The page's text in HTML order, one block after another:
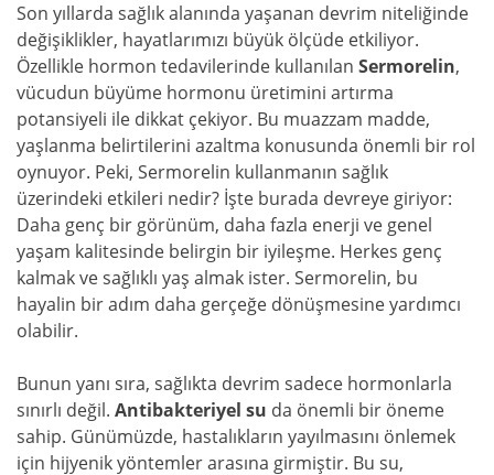
Son yıllarda sağlık alanında yaşanan devrim niteliğinde
değişiklikler, hayatlarımızı büyük ölçüde etkiliyor.
Özellikle hormon tedavilerinde kullanılan Sermorelin,
vücudun büyüme hormonu üretimini artırma
potansiyeli ile dikkat çekiyor. Bu muazzam madde,
yaşlanma belirtilerini azaltma konusunda önemli bir rol
oynuyor. Peki, Sermorelin kullanmanın sağlık
üzerindeki etkileri nedir? İşte burada devreye giriyor:
Daha genç bir görünüm, daha fazla enerji ve genel
yaşam kalitesinde belirgin bir iyileşme. Herkes genç
kalmak ve sağlıklı yaş almak ister. Sermorelin, bu
hayalin bir adım daha gerçeğe dönüşmesine yardımcı
olabilir.
Bunun yanı sıra, sağlıkta devrim sadece hormonlarla
sınırlı değil. Antibakteriyel su da önemli bir öneme
sahip. Günümüzde, hastalıkların yayılmasını önlemek
için hijyenik yöntemler arasına girmiştir. Bu su,